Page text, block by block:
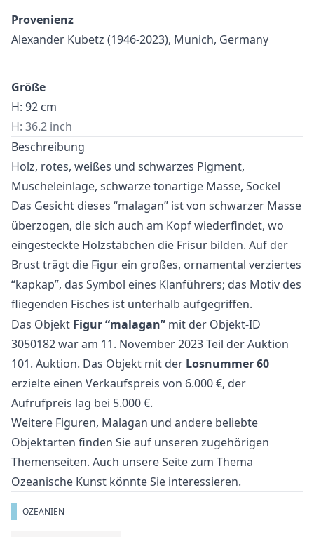
Provenienz
Alexander Kubetz (1946-2023), Munich, Germany
Größe
H: 92 cm
H: 36.2 inch
Beschreibung
Holz, rotes, weißes und schwarzes Pigment,
Muscheleinlage, schwarze tonartige Masse, Sockel
Das Gesicht dieses “malagan” ist von schwarzer Masse
überzogen, die sich auch am Kopf wiederfindet, wo
eingesteckte Holzstäbchen die Frisur bilden. Auf der
Brust trägt die Figur ein großes, ornamental verziertes
“kapkap”, das Symbol eines Klanführers; das Motiv des
fliegenden Fisches ist unterhalb aufgegriffen.
Das Objekt Figur “malagan” mit der Objekt-ID
3050182 war am 11. November 2023 Teil der Auktion
101. Auktion. Das Objekt mit der Losnummer 60
erzielte einen Verkaufspreis von 6.000 €, der
Aufrufpreis lag bei 5.000 €.
Weitere Figuren, Malagan und andere beliebte
Objektarten finden Sie auf unseren zugehörigen
Themenseiten. Auch unsere Seite zum Thema
Ozeanische Kunst könnte Sie interessieren.
OZEANIEN